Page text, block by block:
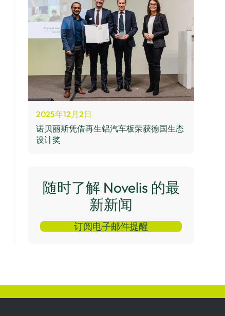
2025年12月2日
诺贝丽斯凭借再生铝汽车板荣获德国生态
设计奖
随时了解 Novelis 的最
新新闻
订阅电子邮件提醒